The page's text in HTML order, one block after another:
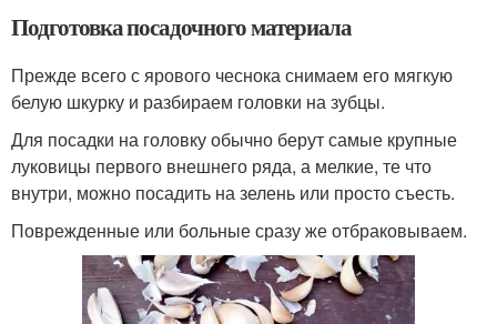
Подготовка посадочного материала
Прежде всего с ярового чеснока снимаем его мягкую
белую шкурку и разбираем головки на зубцы.
Для посадки на головку обычно берут самые крупные
луковицы первого внешнего ряда, а мелкие, те что
внутри, можно посадить на зелень или просто съесть.
Поврежденные или больные сразу же отбраковываем.